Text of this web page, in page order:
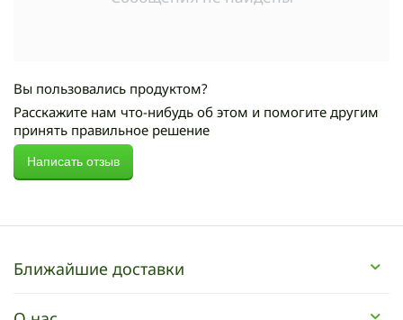
Вы пользовались продуктом?
Расскажите нам что-нибудь об этом и помогите другим
принять правильное решение
Написать отзыв
Ближайшие доставки